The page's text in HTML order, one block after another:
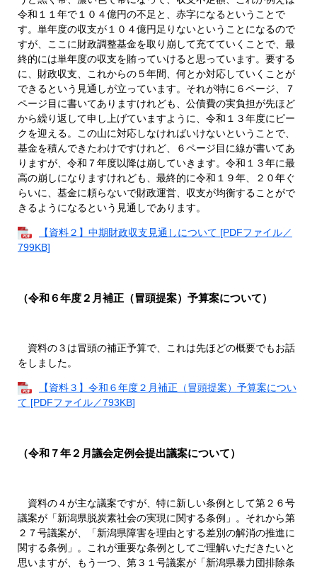
令和１１年で１０４億円の不足と、赤字になるということで
す。単年度の収支が１０４億円足りないということになるので
すが、ここに財政調整基金を取り崩して充てていくことで、最
終的には単年度の収支を賄っていけると思っています。要する
に、財政収支、これからの５年間、何とか対応していくことが
できるという見通しが立っています。それが特に６ページ、７
ページ目に書いてありますけれども、公債費の実負担が先ほど
から繰り返して申し上げていますように、令和１３年度にピー
クを迎える。この山に対応しなければいけないということで、
基金を積んできたわけですけれど、６ページ目に線が書いてあ
りますが、令和７年度以降は崩していきます。令和１３年に最
高の崩しになりますけれども、最終的に令和１９年、２０年ぐ
らいに、基金に頼らないで財政運営、収支が均衡することがで
きるようになるという見通しであります。
【資料２】中期財政収支見通しについて [PDFファイル／
799KB]
（令和６年度２月補正（冒頭提案）予算案について）
資料の３は冒頭の補正予算で、これは先ほどの概要でもお話
をしました。
【資料３】令和６年度２月補正（冒頭提案）予算案につい
て [PDFファイル／793KB]
（令和７年２月議会定例会提出議案について）
資料の４が主な議案ですが、特に新しい条例として第２６号
議案が「新潟県脱炭素社会の実現に関する条例」。それから第
２７号議案が、「新潟県障害を理由とする差別の解消の推進に
関する条例」。これが重要な条例としてご理解いただきたいと
思いますが、もう一つ、第３１号議案が「新潟県暴力団排除条